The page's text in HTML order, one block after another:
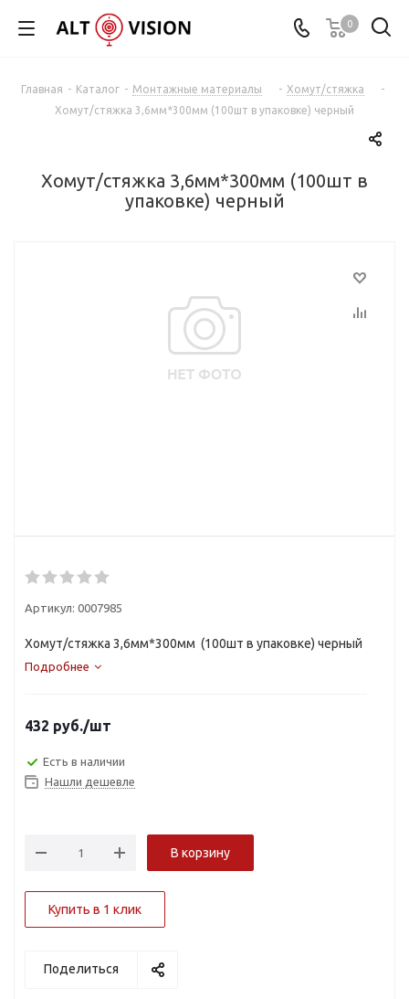
0
Главная - Каталог - Монтажные материалы - Хомут/стяжка
-
Хомут/стяжка 3,6мм*300мм (100шт в упаковке) черный
Хомут/стяжка 3,6мм*300мм (100шт в
упаковке) черный
Артикул: 0007985
Хомут/стяжка 3,6мм*300мм (100шт в упаковке) черный
Подробнее
432 руб./шт
Есть в наличии
Нашли дешевле
В корзину
Купить в 1 клик
Поделиться